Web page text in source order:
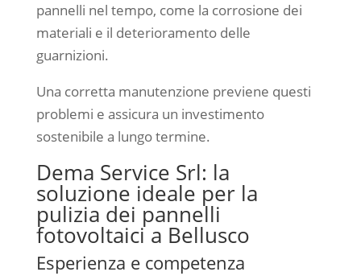
pannelli nel tempo, come la corrosione dei
materiali e il deterioramento delle
guarnizioni.
Una corretta manutenzione previene questi
problemi e assicura un investimento
sostenibile a lungo termine.
Dema Service Srl: la
soluzione ideale per la
pulizia dei pannelli
fotovoltaici a Bellusco
Esperienza e competenza